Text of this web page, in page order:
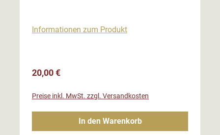
Informationen zum Produkt
Regulärer Preis:
20,00 €
Preise inkl. MwSt. zzgl. Versandkosten
In den Warenkorb